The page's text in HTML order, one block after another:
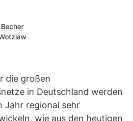
die großen
in Deutschland werden
Jahr regional sehr
wie aus den heutigen